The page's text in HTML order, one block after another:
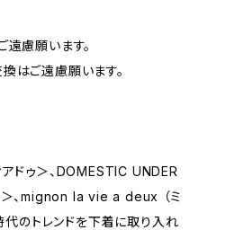
慮願います。
はご遠慮願います。
ドゥ＞、DOMESTIC UNDER
＞、mignon la vie a deux （ミ
代のトレンドを下着に取り入れ